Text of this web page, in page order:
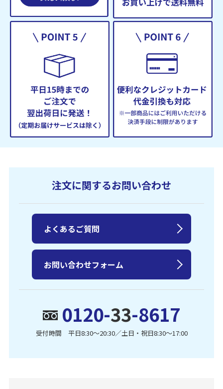
注文に関するお問い合わせ
0120-33-8617
受付時間 平日8:30〜20:30／土日・祝日8:30〜17:00
よくあるご質問
お問い合わせフォーム